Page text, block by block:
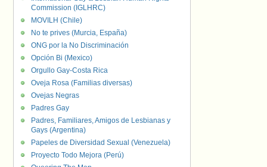
Commission (IGLHRC)
MOVILH (Chile)
No te prives (Murcia, España)
ONG por la No Discriminación
Opción Bi (Mexico)
Orgullo Gay-Costa Rica
Oveja Rosa (Familias diversas)
Ovejas Negras
Padres Gay
Padres, Familiares, Amigos de Lesbianas y
Gays (Argentina)
Papeles de Diversidad Sexual (Venezuela)
Proyecto Todo Mejora (Perú)